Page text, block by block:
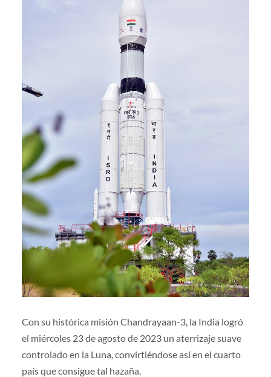
Con su histórica misión Chandrayaan-3, la India logró
el miércoles 23 de agosto de 2023 un aterrizaje suave
controlado en la Luna, convirtiéndose así en el cuarto
país que consigue tal hazaña.